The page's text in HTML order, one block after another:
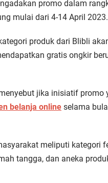
promo dalam
mulai dari 4-14 April 2023.
produk dari Blibli
gratis ongkir
jika inisiatif promo
belanja online selama
meliputi kategori
tangga, dan aneka